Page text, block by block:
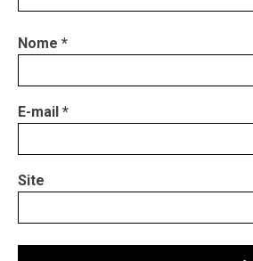
Nome *
E-mail *
Site